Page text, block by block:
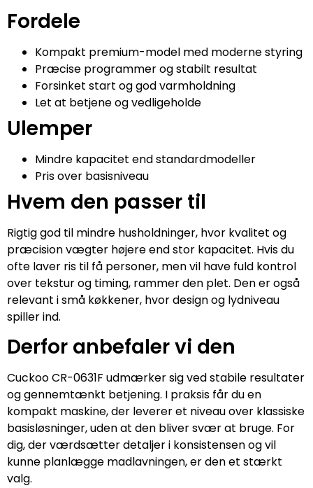
Fordele
Kompakt premium-model med moderne styring
Præcise programmer og stabilt resultat
Forsinket start og god varmholdning
Let at betjene og vedligeholde
Ulemper
Mindre kapacitet end standardmodeller
Pris over basisniveau
Hvem den passer til
Rigtig god til mindre husholdninger, hvor kvalitet og
præcision vægter højere end stor kapacitet. Hvis du
ofte laver ris til få personer, men vil have fuld kontrol
over tekstur og timing, rammer den plet. Den er også
relevant i små køkkener, hvor design og lydniveau
spiller ind.
Derfor anbefaler vi den
Cuckoo CR-0631F udmærker sig ved stabile resultater
og gennemtænkt betjening. I praksis får du en
kompakt maskine, der leverer et niveau over klassiske
basisløsninger, uden at den bliver svær at bruge. For
dig, der værdsætter detaljer i konsistensen og vil
kunne planlægge madlavningen, er den et stærkt
valg.